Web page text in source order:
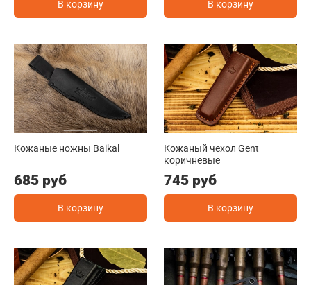
В корзину В корзину
Кожаные ножны Baikal
685 руб
В корзину
Кожаный чехол Gent
коричневые
745 руб
В корзину